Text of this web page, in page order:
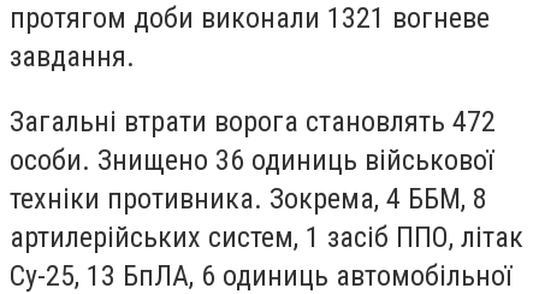
протягом доби виконали 1321 вогневе
завдання.
Загальні втрати ворога становлять 472
особи. Знищено 36 одиниць військової
техніки противника. Зокрема, 4 ББМ, 8
артилерійських систем, 1 засіб ППО, літак
Су-25, 13 БпЛА, 6 одиниць автомобільної